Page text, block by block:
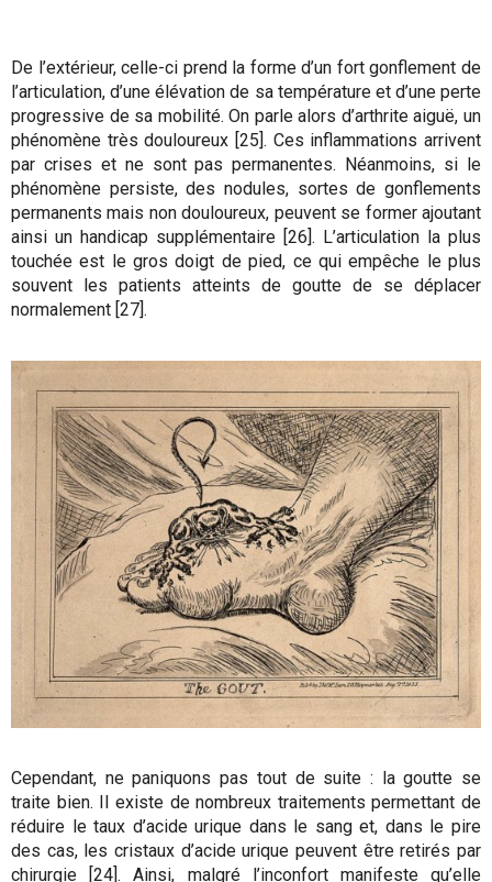
De l’extérieur, celle-ci prend la forme d’un fort gonflement de
l’articulation, d’une élévation de sa température et d’une perte
progressive de sa mobilité. On parle alors d’arthrite aiguë, un
phénomène très douloureux [25]. Ces inflammations arrivent
par crises et ne sont pas permanentes. Néanmoins, si le
phénomène persiste, des nodules, sortes de gonflements
permanents mais non douloureux, peuvent se former ajoutant
ainsi un handicap supplémentaire [26]. L’articulation la plus
touchée est le gros doigt de pied, ce qui empêche le plus
souvent les patients atteints de goutte de se déplacer
normalement [27].
Cependant, ne paniquons pas tout de suite : la goutte se
traite bien. Il existe de nombreux traitements permettant de
réduire le taux d’acide urique dans le sang et, dans le pire
des cas, les cristaux d’acide urique peuvent être retirés par
chirurgie [24]. Ainsi, malgré l’inconfort manifeste qu’elle